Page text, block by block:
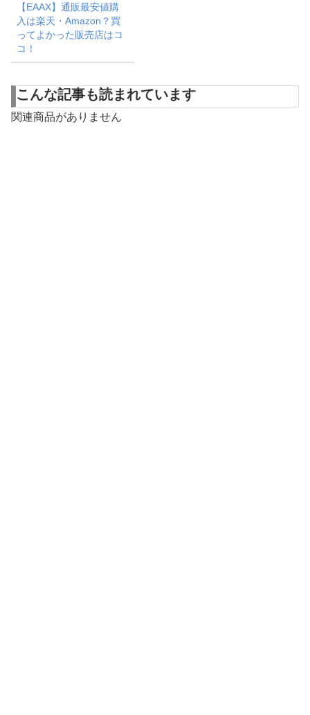
【EAAX】通販最安値購
入は楽天・Amazon？買
ってよかった販売店はコ
コ！
こんな記事も読まれています
関連商品がありません